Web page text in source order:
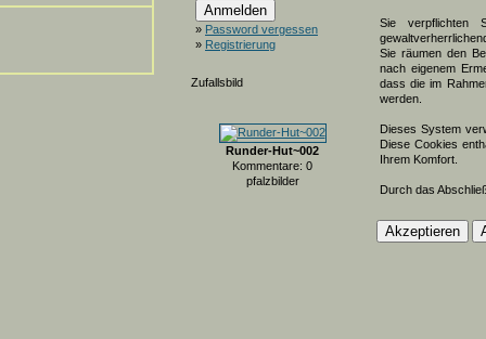
» Password vergessen
» Registrierung
Zufallsbild
Runder-Hut~002
Kommentare: 0
pfalzbilder
Sie verpflichten
Sie räumen den
nach eigenem
dass die im
werden.
Dieses System
Diese Cookies
Ihrem Komfort.
Durch das